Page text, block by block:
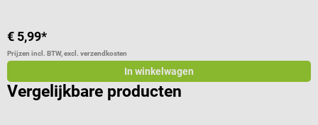
€ 5,99*
Prijzen incl. BTW, excl. verzendkosten
In winkelwagen
Vergelijkbare producten